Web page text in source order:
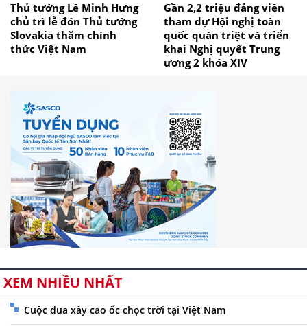
Thủ tướng Lê Minh Hưng
chủ trì lễ đón Thủ tướng
Slovakia thăm chính
thức Việt Nam
Gần 2,2 triệu đảng viên
tham dự Hội nghị toàn
quốc quán triệt và triển
khai Nghị quyết Trung
ương 2 khóa XIV
XEM NHIỀU NHẤT
Cuộc đua xây cao ốc chọc trời tại Việt Nam